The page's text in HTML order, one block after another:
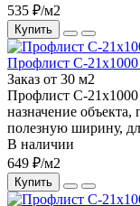
535 ₽/м2
Купить
Профлист С-
Заказ от 30 м2
Профлист С-
назначение
полезную ширину,
В наличии
649 ₽/м2
Купить